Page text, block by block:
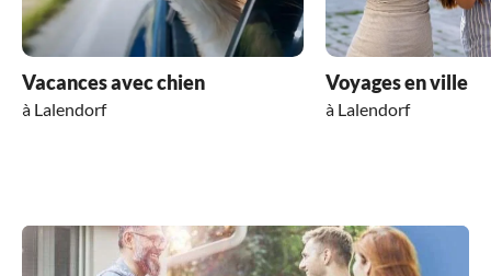
Vacances avec chien
à Lalendorf
Voyages en ville
à Lalendorf